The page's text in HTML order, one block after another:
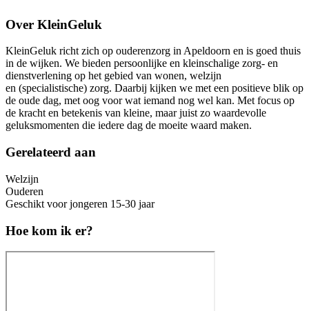
Over KleinGeluk
KleinGeluk richt zich op ouderenzorg in Apeldoorn en is goed thuis
in de wijken. We bieden persoonlijke en kleinschalige zorg- en
dienstverlening op het gebied van wonen, welzijn
en (specialistische) zorg. Daarbij kijken we met een positieve blik op
de oude dag, met oog voor wat iemand nog wel kan. Met focus op
de kracht en betekenis van kleine, maar juist zo waardevolle
geluksmomenten die iedere dag de moeite waard maken.
Gerelateerd aan
Welzijn
Ouderen
Geschikt voor jongeren 15-30 jaar
Hoe kom ik er?